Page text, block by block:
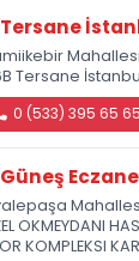
Tersane
Tersane
0 (533) 395 65 65
Güneş
OKMEYDANI
KOMPLEKSI